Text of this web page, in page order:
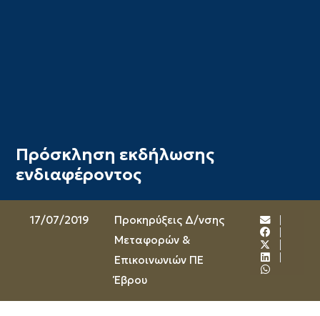
Πρόσκληση εκδήλωσης
ενδιαφέροντος
17/07/2019
Προκηρύξεις Δ/νσης
Μεταφορών &
Επικοινωνιών ΠΕ
Έβρου